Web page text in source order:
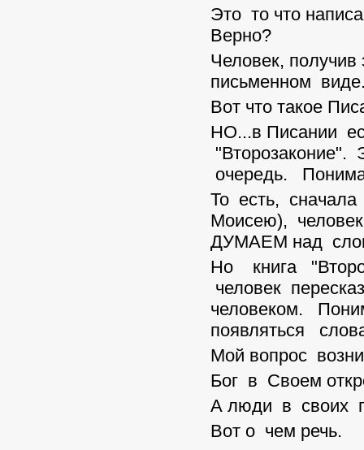
Это то что
Верно?
Человек,
письменном
Вот что такое
НО...в Писании
"Второзаконие".
очередь.
То есть, сначала
Моисею),
ДУМАЕМ над
Но книга
человек
человеком.
появляться
Мой вопрос
Бог в Своем
А люди в своих
Вот о чем речь.